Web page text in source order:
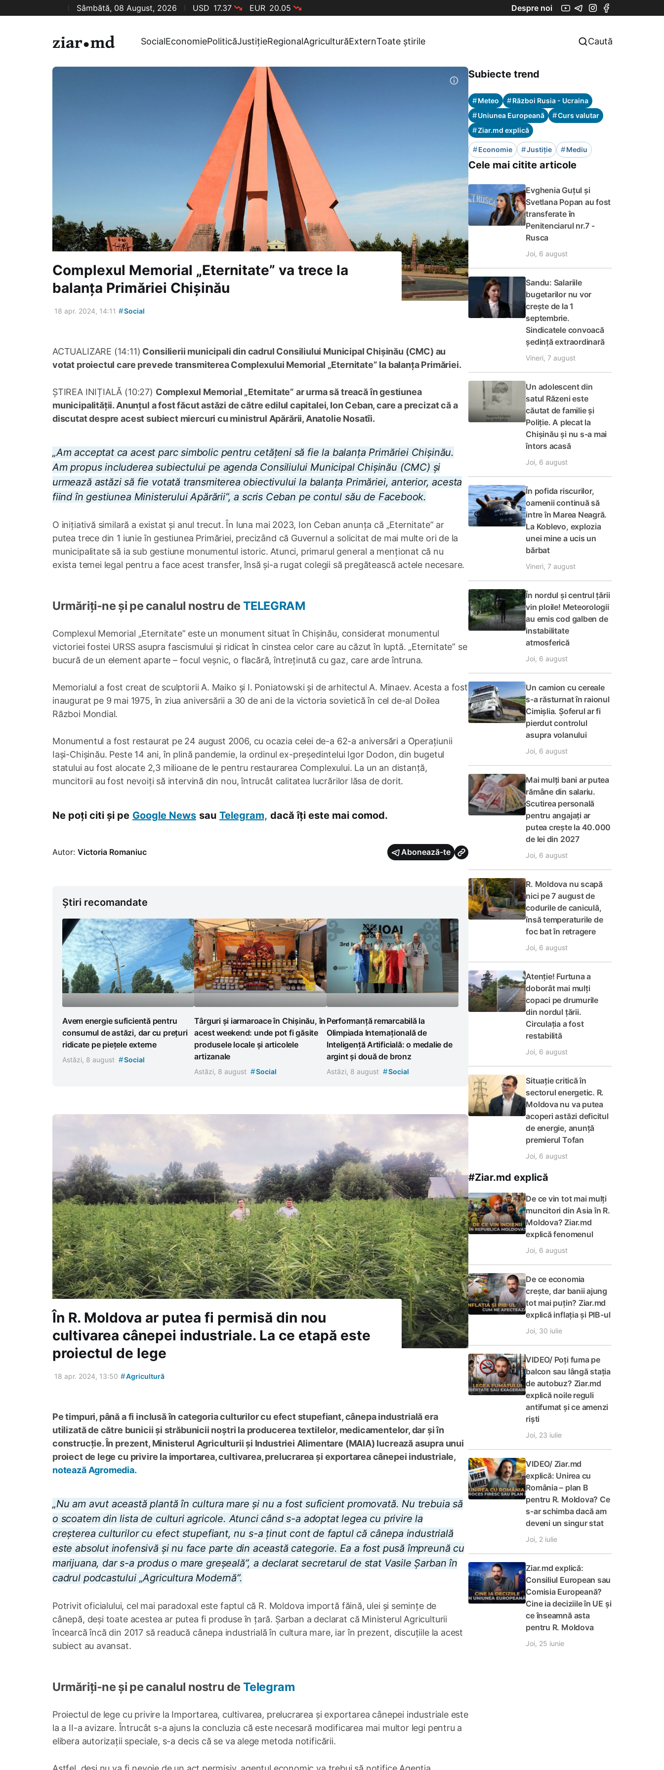
Sâmbătă, 08 August, 2026 USD 17.37 EUR 20.05 Despre noi
SocialEconomiePoliticăJustițieRegionalAgriculturăExternToate știrile Caută
Complexul Memorial „Eternitate” va trece la
balanța Primăriei Chișinău
18 apr. 2024, 14:11 #Social
ACTUALIZARE (14:11) Consilierii municipali din cadrul Consiliului Municipal Chișinău (CMC) au
votat proiectul care prevede transmiterea Complexului Memorial „Eternitate” la balanța Primăriei.
ȘTIREA INIȚIALĂ (10:27) Complexul Memorial „Eternitate” ar urma să treacă în gestiunea
municipalității. Anunțul a fost făcut astăzi de către edilul capitalei, Ion Ceban, care a precizat că a
discutat despre acest subiect miercuri cu ministrul Apărării, Anatolie Nosatîi.
„Am acceptat ca acest parc simbolic pentru cetățeni să fie la balanța Primăriei Chișinău.
Am propus includerea subiectului pe agenda Consiliului Municipal Chișinău (CMC) și
urmează astăzi să fie votată transmiterea obiectivului la balanța Primăriei, anterior, acesta
fiind în gestiunea Ministerului Apărării”, a scris Ceban pe contul său de Facebook.
O inițiativă similară a existat și anul trecut. În luna mai 2023, Ion Ceban anunța că „Eternitate” ar
putea trece din 1 iunie în gestiunea Primăriei, precizând că Guvernul a solicitat de mai multe ori de la
municipalitate să ia sub gestiune monumentul istoric. Atunci, primarul general a menționat că nu
exista temei legal pentru a face acest transfer, însă și-a rugat colegii să pregătească actele necesare.
Urmăriți-ne și pe canalul nostru de TELEGRAM
Complexul Memorial „Eternitate” este un monument situat în Chișinău, considerat monumentul
victoriei fostei URSS asupra fascismului și ridicat în cinstea celor care au căzut în luptă. „Eternitate” se
bucură de un element aparte – focul veşnic, o flacără, întreţinută cu gaz, care arde întruna.
Memorialul a fost creat de sculptorii A. Maiko și I. Poniatowski și de arhitectul A. Minaev. Acesta a fost
inaugurat pe 9 mai 1975, în ziua aniversării a 30 de ani de la victoria sovietică în cel de-al Doilea
Război Mondial.
Monumentul a fost restaurat pe 24 august 2006, cu ocazia celei de-a 62-a aniversări a Operațiunii
Iași-Chișinău. Peste 14 ani, în plină pandemie, la ordinul ex-președintelui Igor Dodon, din bugetul
statului au fost alocate 2,3 milioane de le pentru restaurarea Complexului. La un an distanță,
muncitorii au fost nevoiți să intervină din nou, întrucât calitatea lucrărilor lăsa de dorit.
Ne poți citi și pe Google News sau Telegram, dacă îți este mai comod.
Autor: Victoria Romaniuc Abonează-te
Știri recomandate
Avem energie suficientă pentru
consumul de astăzi, dar cu prețuri
ridicate pe piețele externe
Astăzi, 8 august #Social
Târguri și iarmaroace în Chișinău, în
acest weekend: unde pot fi găsite
produsele locale și articolele
artizanale
Astăzi, 8 august #Social
Performanță remarcabilă la
Olimpiada Internațională de
Inteligență Artificială: o medalie de
argint și două de bronz
Astăzi, 8 august #Social
În R. Moldova ar putea fi permisă din nou
cultivarea cânepei industriale. La ce etapă este
proiectul de lege
18 apr. 2024, 13:50 #Agricultură
Pe timpuri, până a fi inclusă în categoria culturilor cu efect stupefiant, cânepa industrială era
utilizată de către bunicii și străbunicii noștri la producerea textilelor, medicamentelor, dar și în
construcție. În prezent, Ministerul Agriculturii și Industriei Alimentare (MAIA) lucrează asupra unui
proiect de lege cu privire la importarea, cultivarea, prelucrarea și exportarea cânepei industriale,
notează Agromedia.
„Nu am avut această plantă în cultura mare și nu a fost suficient promovată. Nu trebuia să
o scoatem din lista de culturi agricole. Atunci când s-a adoptat legea cu privire la
creșterea culturilor cu efect stupefiant, nu s-a ținut cont de faptul că cânepa industrială
este absolut inofensivă și nu face parte din această categorie. Ea a fost pusă împreună cu
marijuana, dar s-a produs o mare greșeală”, a declarat secretarul de stat Vasile Șarban în
cadrul podcastului „Agricultura Modernă”.
Potrivit oficialului, cel mai paradoxal este faptul că R. Moldova importă făină, ulei și semințe de
cânepă, deși toate acestea ar putea fi produse în țară. Șarban a declarat că Ministerul Agriculturii
încearcă încă din 2017 să readucă cânepa industrială în cultura mare, iar în prezent, discuțiile la acest
subiect au avansat.
Urmăriți-ne și pe canalul nostru de Telegram
Proiectul de lege cu privire la Importarea, cultivarea, prelucrarea și exportarea cânepei industriale este
la a II-a avizare. Întrucât s-a ajuns la concluzia că este necesară modificarea mai multor legi pentru a
elibera autorizații speciale, s-a decis că se va alege metoda notificării.
Subiecte trend
#Meteo #Război Rusia - Ucraina
#Uniunea Europeană #Curs valutar
#Ziar.md explică
#Economie #Justiție #Mediu
Cele mai citite articole
Evghenia Guțul și
Svetlana Popan au fost
transferate în
Penitenciarul nr.7 -
Rusca
Joi, 6 august
Sandu: Salariile
bugetarilor nu vor
crește de la 1
septembrie.
Sindicatele convoacă
ședință extraordinară
Vineri, 7 august
Un adolescent din
satul Răzeni este
căutat de familie și
Poliție. A plecat la
Chișinău și nu s-a mai
întors acasă
Joi, 6 august
În pofida riscurilor,
oamenii continuă să
intre în Marea Neagră.
La Koblevo, explozia
unei mine a ucis un
bărbat
Vineri, 7 august
În nordul și centrul țării
vin ploile! Meteorologii
au emis cod galben de
instabilitate
atmosferică
Joi, 6 august
Un camion cu cereale
s-a răsturnat în raionul
Cimișlia. Șoferul ar fi
pierdut controlul
asupra volanului
Joi, 6 august
Mai mulți bani ar putea
rămâne din salariu.
Scutirea personală
pentru angajați ar
putea crește la 40.000
de lei din 2027
Joi, 6 august
R. Moldova nu scapă
nici pe 7 august de
codurile de caniculă,
însă temperaturile de
foc bat în retragere
Joi, 6 august
Atenție! Furtuna a
doborât mai mulți
copaci pe drumurile
din nordul țării.
Circulația a fost
restabilită
Joi, 6 august
Situație critică în
sectorul energetic. R.
Moldova nu va putea
acoperi astăzi deficitul
de energie, anunță
premierul Tofan
Joi, 6 august
#Ziar.md explică
De ce vin tot mai mulți
muncitori din Asia în R.
Moldova? Ziar.md
explică fenomenul
Joi, 6 august
De ce economia
crește, dar banii ajung
tot mai puțin? Ziar.md
explică inflația și PIB-ul
Joi, 30 iulie
VIDEO/ Poți fuma pe
balcon sau lângă stația
de autobuz? Ziar.md
explică noile reguli
antifumat și ce amenzi
riști
Joi, 23 iulie
VIDEO/ Ziar.md
explică: Unirea cu
România – plan B
pentru R. Moldova? Ce
s-ar schimba dacă am
deveni un singur stat
Joi, 2 iulie
Ziar.md explică:
Consiliul European sau
Comisia Europeană?
Cine ia deciziile în UE și
ce înseamnă asta
pentru R. Moldova
Joi, 25 iunie